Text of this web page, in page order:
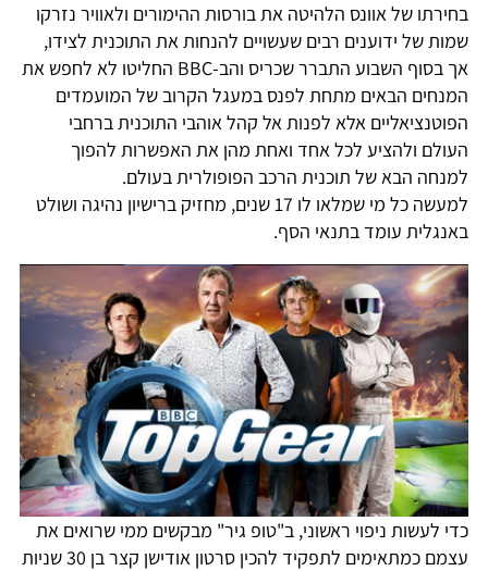
בחירתו של אוונס הלהיטה את בורסות ההימורים ולאוויר נזרקו
שמות של ידוענים רבים שעשויים להנחות את התוכנית לצידו,
אך בסוף השבוע התברר שכריס והב-BBC החליטו לא לחפש את
המנחים הבאים מתחת לפנס במעגל הקרוב של המועמדים
הפוטנציאליים אלא לפנות אל קהל אוהבי התוכנית ברחבי
העולם ולהציע לכל אחד ואחת מהן את האפשרות להפוך
למנחה הבא של תוכנית הרכב הפופולרית בעולם.
למעשה כל מי שמלאו לו 17 שנים, מחזיק ברישיון נהיגה ושולט
באנגלית עומד בתנאי הסף.
כדי לעשות ניפוי ראשוני, ב"טופ גיר" מבקשים ממי שרואים את
עצמם כמתאימים לתפקיד להכין סרטון אודישן קצר בן 30 שניות